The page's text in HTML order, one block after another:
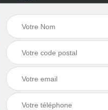
Démoussage
toiture 21